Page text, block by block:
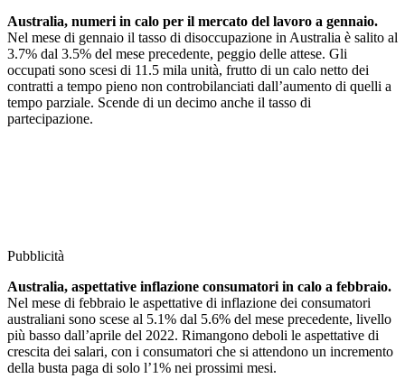
Australia, numeri in calo per il mercato del lavoro a gennaio.
Nel mese di gennaio il tasso di disoccupazione in Australia è salito al
3.7% dal 3.5% del mese precedente, peggio delle attese. Gli
occupati sono scesi di 11.5 mila unità, frutto di un calo netto dei
contratti a tempo pieno non controbilanciati dall’aumento di quelli a
tempo parziale. Scende di un decimo anche il tasso di
partecipazione.
Pubblicità
Australia, aspettative inflazione consumatori in calo a febbraio.
Nel mese di febbraio le aspettative di inflazione dei consumatori
australiani sono scese al 5.1% dal 5.6% del mese precedente, livello
più basso dall’aprile del 2022. Rimangono deboli le aspettative di
crescita dei salari, con i consumatori che si attendono un incremento
della busta paga di solo l’1% nei prossimi mesi.